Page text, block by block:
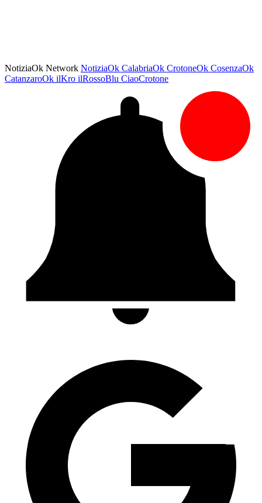
NotiziaOk Network NotiziaOk CalabriaOk CrotoneOk CosenzaOk
CatanzaroOk ilKro ilRossoBlu CiaoCrotone